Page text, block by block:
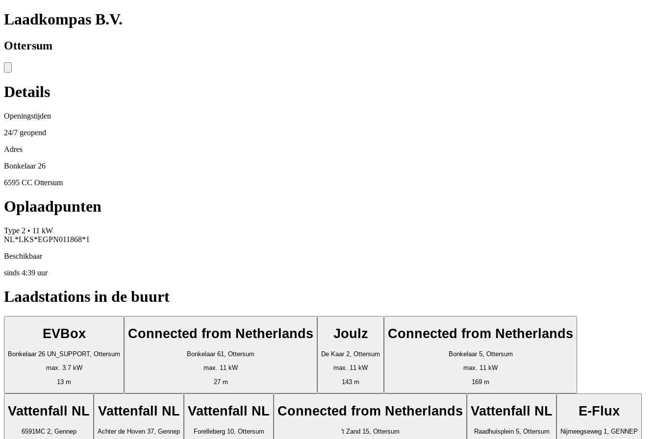
Laadkompas B.V.
Ottersum
Details
Openingstijden
24/7 geopend
Adres
Bonkelaar 26
6595 CC Ottersum
Oplaadpunten
Type 2 • 11 kW
NL*LKS*EGPN011868*1
Beschikbaar
sinds 4:39 uur
Laadstations in de buurt
EVBox
Bonkelaar 26 UN_SUPPORT, Ottersum
max. 3.7 kW
13 m
Connected from Netherlands
Bonkelaar 61, Ottersum
max. 11 kW
27 m
Joulz
De Kaar 2, Ottersum
max. 11 kW
143 m
Connected from Netherlands
Bonkelaar 5, Ottersum
max. 11 kW
169 m
Vattenfall NL
6591MC 2, Gennep
Vattenfall NL
Achter de Hoven 37, Gennep
Vattenfall NL
Forelleberg 10, Ottersum
Connected from Netherlands
't Zand 15, Ottersum
Vattenfall NL
Raadhuisplein 5, Ottersum
E-Flux
Nijmeegseweg 1, GENNEP